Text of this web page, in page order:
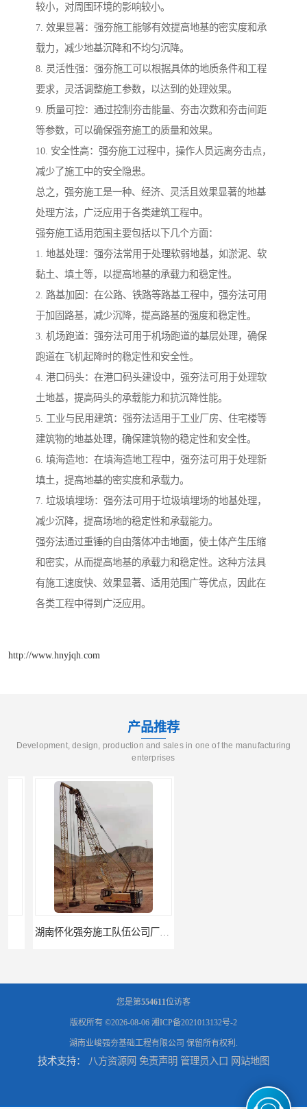
较小，对周围环境的影响较小。
7. 效果显著：强夯施工能够有效提高地基的密实度和承
载力，减少地基沉降和不均匀沉降。
8. 灵活性强：强夯施工可以根据具体的地质条件和工程
要求，灵活调整施工参数，以达到的处理效果。
9. 质量可控：通过控制夯击能量、夯击次数和夯击间距
等参数，可以确保强夯施工的质量和效果。
10. 安全性高：强夯施工过程中，操作人员远离夯击点，
减少了施工中的安全隐患。
总之，强夯施工是一种、经济、灵活且效果显著的地基
处理方法，广泛应用于各类建筑工程中。
强夯施工适用范围主要包括以下几个方面：
1. 地基处理：强夯法常用于处理软弱地基，如淤泥、软
黏土、填土等，以提高地基的承载力和稳定性。
2. 路基加固：在公路、铁路等路基工程中，强夯法可用
于加固路基，减少沉降，提高路基的强度和稳定性。
3. 机场跑道：强夯法可用于机场跑道的基层处理，确保
跑道在飞机起降时的稳定性和安全性。
4. 港口码头：在港口码头建设中，强夯法可用于处理软
土地基，提高码头的承载能力和抗沉降性能。
5. 工业与民用建筑：强夯法适用于工业厂房、住宅楼等
建筑物的地基处理，确保建筑物的稳定性和安全性。
6. 填海造地：在填海造地工程中，强夯法可用于处理新
填土，提高地基的密实度和承载力。
7. 垃圾填埋场：强夯法可用于垃圾填埋场的地基处理，
减少沉降，提高场地的稳定性和承载能力。
强夯法通过重锤的自由落体冲击地面，使土体产生压缩
和密实，从而提高地基的承载力和稳定性。这种方法具
有施工速度快、效果显著、适用范围广等优点，因此在
各类工程中得到广泛应用。
http://www.hnyjqh.com
产品推荐
Development, design, production and sales in one of the manufacturing
enterprises
湖南怀化强夯施工队伍公司厂房地基强夯施工
湖南张家界强夯施工队伍公司厂房地基强夯施工 湖南湘西强夯施工队伍公司厂房地基强夯施工
您是第554611位访客
版权所有 ©2026-08-06 湘ICP备2021013132号-2
湖南业峻强夯基础工程有限公司 保留所有权利.
技术支持： 八方资源网 免责声明 管理员入口 网站地图